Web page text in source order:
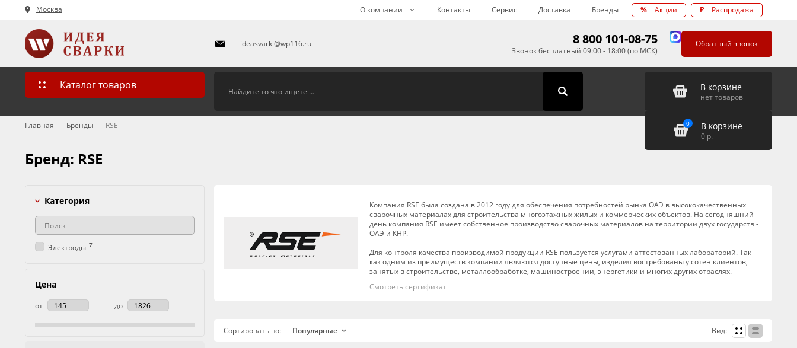
Москва О компании Контакты Сервис Доставка Бренды % Акции ₽ Распродажа
ideasvarki@wp116.ru 8 800 101-08-75
Звонок бесплатный 09:00 - 18:00 (по МСК)
Обратный звонок
Каталог товаров В корзине
нет товаров
0 В корзине
0 р.
Главная Бренды RSE
Бренд: RSE
Компания RSE была создана в 2012 году для обеспечения потребностей рынка ОАЭ в высококачественных
сварочных материалах для строительства многоэтажных жилых и коммерческих объектов. На сегодняшний
день компания RSE имеет собственное производство сварочных материалов на территории двух государств -
ОАЭ и КНР.
Для контроля качества производимой продукции RSE пользуется услугами аттестованных лабораторий. Так
как одним из преимуществ компании являются доступные цены, изделия востребованы у сотен клиентов,
занятых в строительстве, металлообработке, машиностроении, энергетики и многих других отраслях.
Смотреть сертификат
Сортировать по: Вид:
Категория
Электроды 7
Цена
от до